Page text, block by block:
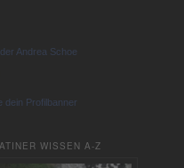
Andrea Schoe
dein Profilbanner
WISSEN A-Z